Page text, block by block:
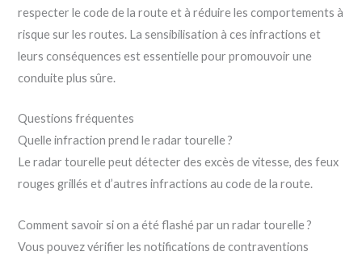
respecter le code de la route et à réduire les comportements à
risque sur les routes. La sensibilisation à ces infractions et
leurs conséquences est essentielle pour promouvoir une
conduite plus sûre.
Questions fréquentes
Quelle infraction prend le radar tourelle ?
Le radar tourelle peut détecter des excès de vitesse, des feux
rouges grillés et d’autres infractions au code de la route.
Comment savoir si on a été flashé par un radar tourelle ?
Vous pouvez vérifier les notifications de contraventions